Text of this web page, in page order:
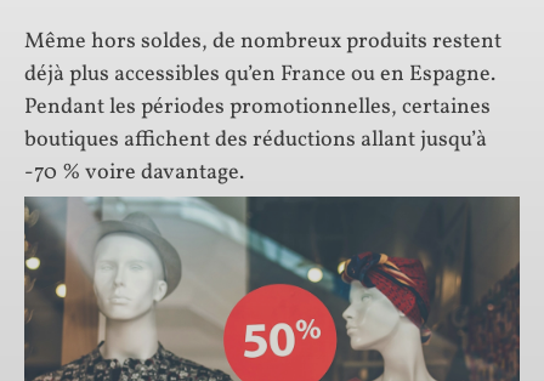
Même hors soldes, de nombreux produits restent
déjà plus accessibles qu’en France ou en Espagne.
Pendant les périodes promotionnelles, certaines
boutiques affichent des réductions allant jusqu’à
-70 % voire davantage.